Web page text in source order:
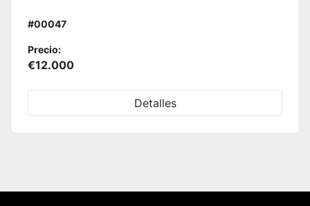
#00047
Precio:
€12.000
Detalles